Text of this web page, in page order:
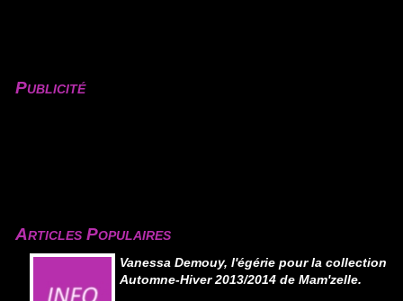
Publicité
Articles Populaires
Vanessa Demouy, l'égérie pour la collection
Automne-Hiver 2013/2014 de Mam'zelle.